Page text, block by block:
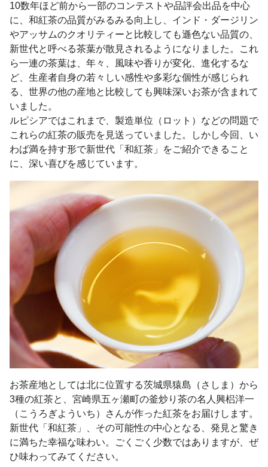
10数年ほど前から一部のコンテストや品評会出品を中心
に、和紅茶の品質がみるみる向上し、インド・ダージリン
やアッサムのクオリティーと比較しても遜色ない品質の、
新世代と呼べる茶葉が散見されるようになりました。これ
ら一連の茶葉は、年々、風味や香りが変化、進化するな
ど、生産者自身の若々しい感性や多彩な個性が感じられ
る、世界の他の産地と比較しても興味深いお茶が含まれて
いました。
ルピシアではこれまで、製造単位（ロット）などの問題で
これらの紅茶の販売を見送っていました。しかし今回、い
わば満を持す形で新世代「和紅茶」をご紹介できること
に、深い喜びを感じています。
お茶産地としては北に位置する茨城県猿島（さしま）から
3種の紅茶と、宮崎県五ヶ瀬町の釜炒り茶の名人興梠洋一
（こうろぎよういち）さんが作った紅茶をお届けします。
新世代「和紅茶」、その可能性の中心となる、発見と驚き
に満ちた幸福な味わい。ごくごく少数ではありますが、ぜ
ひ味わってみてください。